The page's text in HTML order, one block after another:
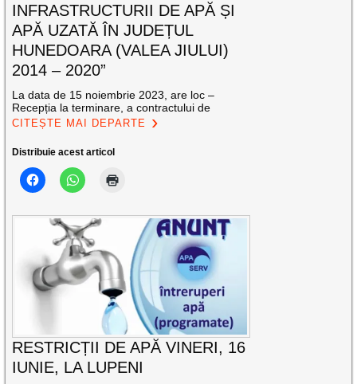
INFRASTRUCTURII DE APĂ ȘI
APĂ UZATĂ ÎN JUDEȚUL
HUNEDOARA (VALEA JIULUI)
2014 – 2020”
La data de 15 noiembrie 2023, are loc –
Recepția la terminare, a contractului de
CITEȘTE MAI DEPARTE
Distribuie acest articol
RESTRICȚII DE APĂ VINERI, 16
IUNIE, LA LUPENI